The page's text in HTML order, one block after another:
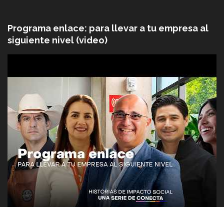
Programa enlace: para llevar a tu empresa al
siguiente nivel (video)